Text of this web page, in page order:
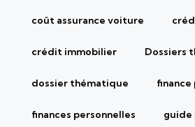
coût assurance voiture
crédit immobilier Dossiers
dossier thématique finance
finances personnelles guide